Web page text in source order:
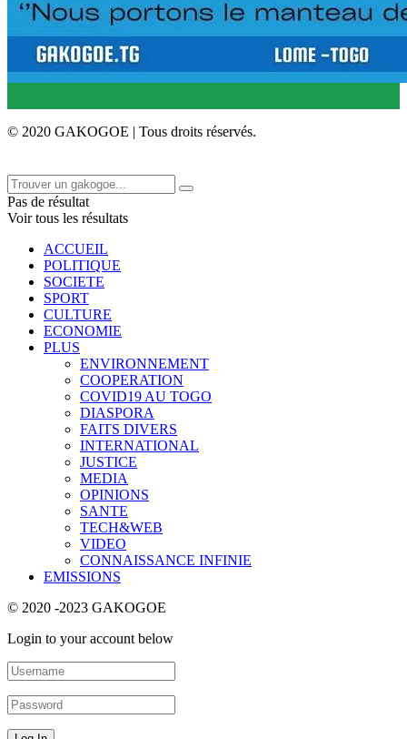
© 2020 GAKOGOE | Tous droits réservés.
Pas de résultat
Voir tous les résultats
ACCUEIL
POLITIQUE
SOCIETE
SPORT
CULTURE
ECONOMIE
PLUS
ENVIRONNEMENT
COOPERATION
COVID19 AU TOGO
DIASPORA
FAITS DIVERS
INTERNATIONAL
JUSTICE
MEDIA
OPINIONS
SANTE
TECH&WEB
VIDEO
CONNAISSANCE INFINIE
EMISSIONS
© 2020 -2023 GAKOGOE
Login to your account below